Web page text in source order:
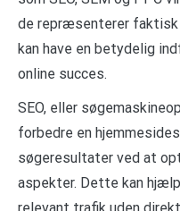
de repræsenterer faktisk
kan have en betydelig
online succes.
SEO, eller
forbedre en
søgeresultater ved at
aspekter. Dette kan
relevant trafik uden